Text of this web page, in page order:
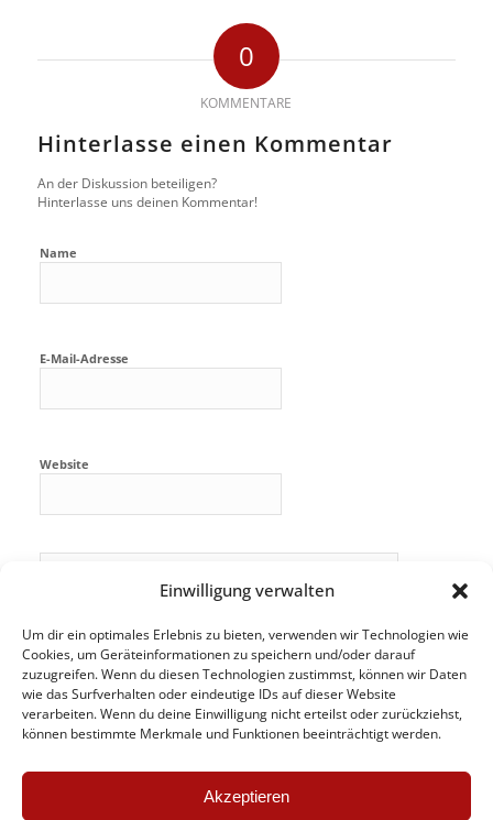
Einwilligung verwalten
Um dir ein optimales Erlebnis zu bieten, verwenden wir Technologien wie
Cookies, um Geräteinformationen zu speichern und/oder darauf
zuzugreifen. Wenn du diesen Technologien zustimmst, können wir Daten
wie das Surfverhalten oder eindeutige IDs auf dieser Website
verarbeiten. Wenn du deine Einwilligung nicht erteilst oder zurückziehst,
können bestimmte Merkmale und Funktionen beeinträchtigt werden.
Akzeptieren
0
KOMMENTARE
Hinterlasse einen Kommentar
An der Diskussion beteiligen?
Hinterlasse uns deinen Kommentar!
Name
E-Mail-Adresse
Website